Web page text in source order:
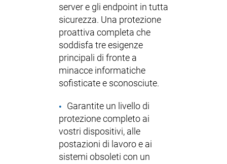
server e gli endpoint in tutta
sicurezza. Una protezione
proattiva completa che
soddisfa tre esigenze
principali di fronte a
minacce informatiche
sofisticate e sconosciute.
Garantite un livello di
protezione completo ai
vostri dispositivi, alle
postazioni di lavoro e ai
sistemi obsoleti con un